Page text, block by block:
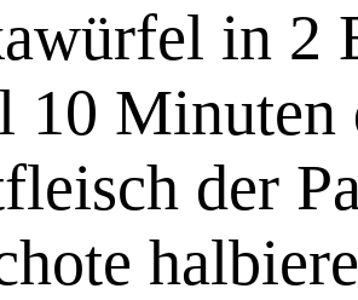
in 2
10 Minuten
der